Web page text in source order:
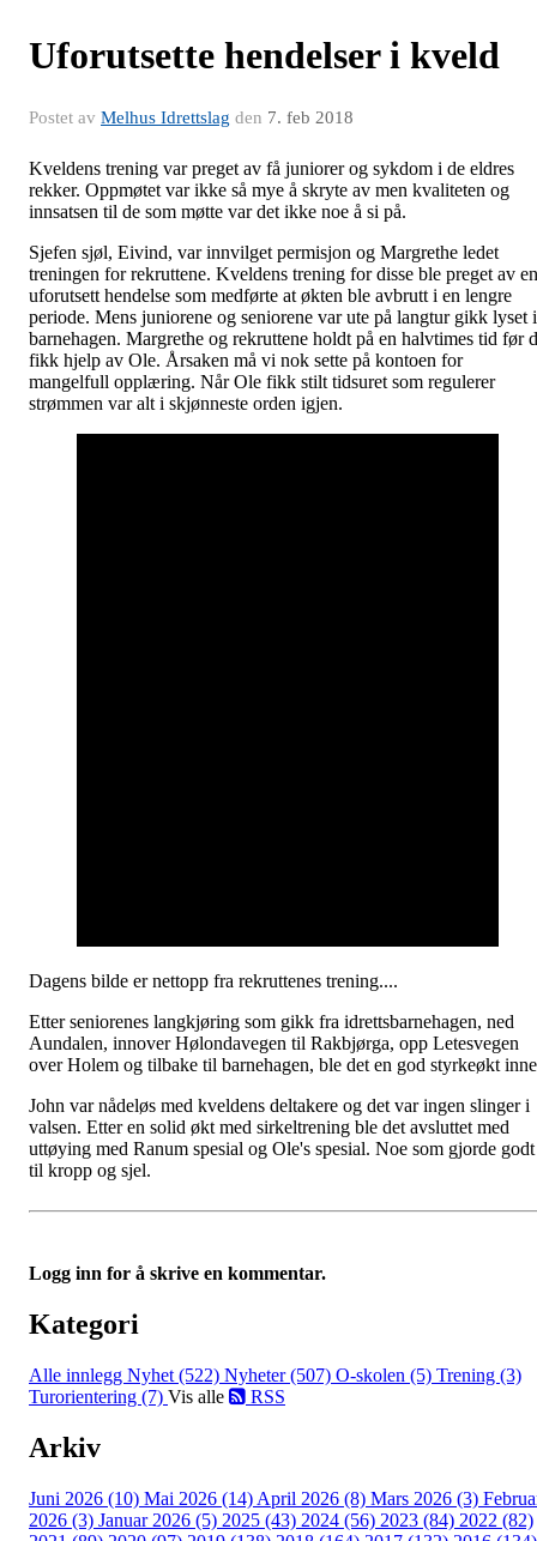
Uforutsette hendelser i kveld
Postet av Melhus Idrettslag den 7. feb 2018
Kveldens trening var preget av få juniorer og sykdom i de eldres
rekker. Oppmøtet var ikke så mye å skryte av men kvaliteten og
innsatsen til de som møtte var det ikke noe å si på.
Sjefen sjøl, Eivind, var innvilget permisjon og Margrethe ledet
treningen for rekruttene. Kveldens trening for disse ble preget av en
uforutsett hendelse som medførte at økten ble avbrutt i en lengre
periode. Mens juniorene og seniorene var ute på langtur gikk lyset i
barnehagen. Margrethe og rekruttene holdt på en halvtimes tid før
fikk hjelp av Ole. Årsaken må vi nok sette på kontoen for
mangelfull opplæring. Når Ole fikk stilt tidsuret som regulerer
strømmen var alt i skjønneste orden igjen.
Dagens bilde er nettopp fra rekruttenes trening....
Etter seniorenes langkjøring som gikk fra idrettsbarnehagen, ned
Aundalen, innover Hølondavegen til Rakbjørga, opp Letesvegen
over Holem og tilbake til barnehagen, ble det en god styrkeøkt
John var nådeløs med kveldens deltakere og det var ingen slinger i
valsen. Etter en solid økt med sirkeltrening ble det avsluttet med
uttøying med Ranum spesial og Ole's spesial. Noe som gjorde godt
til kropp og sjel.
Logg inn for å skrive en kommentar.
Kategori
Alle innlegg Nyhet (522) Nyheter (507) O-skolen (5) Trening (3)
Turorientering (7) Vis alle RSS
Arkiv
Juni 2026 (10) Mai 2026 (14) April 2026 (8) Mars 2026 (3)
2026 (3) Januar 2026 (5) 2025 (43) 2024 (56) 2023 (84) 2022 (82)